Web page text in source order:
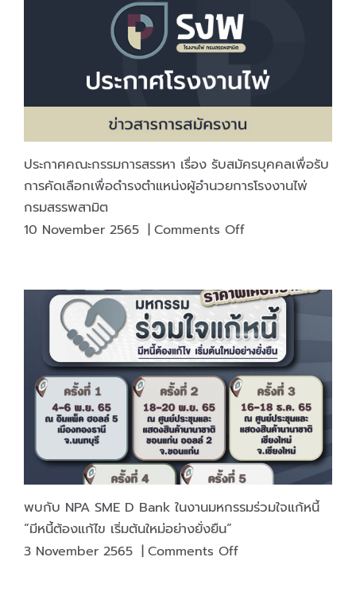
Auction
Thursday,
Jan
26,
2023
ประกาศคณะกรรมการสรรหา เรื่อง รับสมัครบุคคลเพื่อรับ
การคัดเลือกเพื่อดำรงตำแหน่งผู้อำนวยการโรงงานไพ่
กรมสรรพสามิต
10 November 2565 | Comments Offon
กรรมการ
สรรหา
เรื่อง
รับ
สมัคร
บุคคล
เพื่อ
รับ
การ
คัด
เลือก
เพื่อ
ดำรง
พบกับ NPA SME D Bank ในงานมหกรรมร่วมใจแก้หนี้
“มีหนี้ต้องแก้ไข เริ่มต้นใหม่อย่างยั่งยืน”
3 November 2565 | Comments Offon